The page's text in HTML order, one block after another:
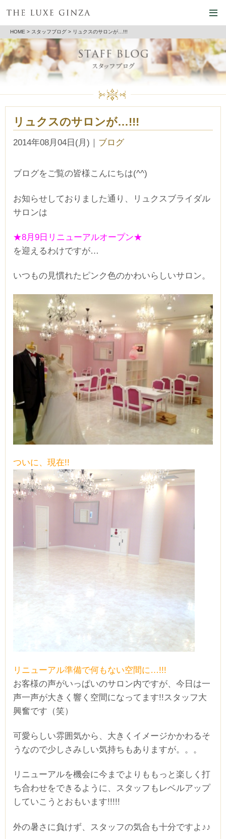
HOME > スタッフブログ > リュクスのサロンが…!!!
リュクスのサロンが…!!!
2014年08月04日(月) ｜ ブログ
ブログをご覧の皆様こんにちは(^^)
お知らせしておりました通り、リュクスブライダル
サロンは
★8月9日リニューアルオープン★
を迎えるわけですが…
いつもの見慣れたピンク色のかわいらしいサロン。
ついに、現在!!
リニューアル準備で何もない空間に…!!!
お客様の声がいっぱいのサロン内ですが、今日は一
声一声が大きく響く空間になってます!!スタッフ大
興奮です（笑）
可愛らしい雰囲気から、大きくイメージかかわるそ
うなので少しさみしい気持ちもありますが。。。
リニューアルを機会に今までよりももっと楽しく打
ち合わせをできるように、スタッフもレベルアップ
していこうとおもいます!!!!!
外の暑さに負けず、スタッフの気合も十分ですよ♪♪